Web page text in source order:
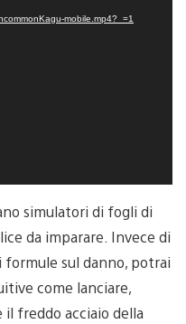
mobile.mp4?_=1
simulatori di fogli di
da imparare. Invece di
sul danno, potrai
come lanciare,
il freddo acciaio della